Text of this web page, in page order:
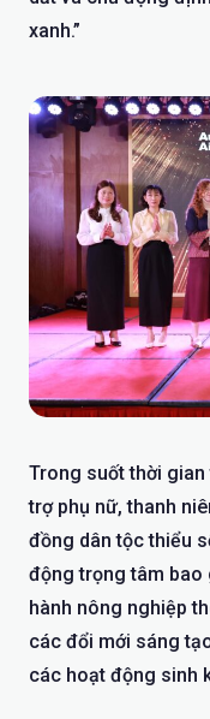
xanh.”
Trong suốt thời
trợ phụ nữ, thanh
đồng dân tộc thiểu
động trọng tâm bao
hành nông nghiệp
các đổi mới sáng
các hoạt động sinh